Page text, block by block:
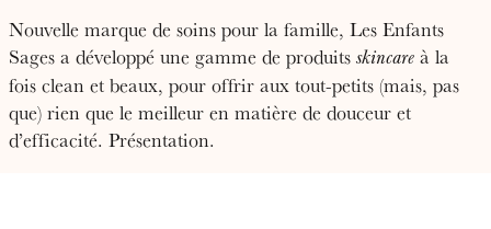
Nouvelle marque de soins pour la famille, Les Enfants
Sages a développé une gamme de produits skincare à la
fois clean et beaux, pour offrir aux tout-petits (mais, pas
que) rien que le meilleur en matière de douceur et
d’efficacité. Présentation.